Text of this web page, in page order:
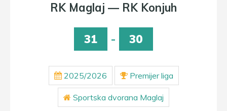
RK Maglaj — RK Konjuh
31 - 30
2025/2026 Premijer liga
Sportska dvorana Maglaj